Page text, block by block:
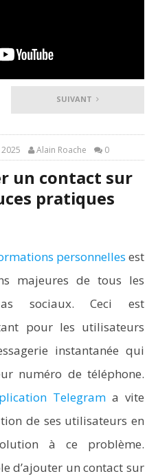
SUIVANT
Alain Roache 0
un contact sur
pratiques
sur Telegram ? : astuces
personnelles est
majeures de tous les
sociaux. Ceci est
pour les utilisateurs
instantanée qui
numéro de téléphone.
Telegram a vite
de ses utilisateurs en
à ce problème.
d’ajouter un contact sur